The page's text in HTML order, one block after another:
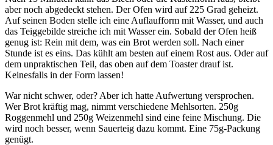
aber noch abgedeckt stehen. Der Ofen wird auf 225 Grad geheizt.
Auf seinen Boden stelle ich eine Auflaufform mit Wasser, und auch
das Teiggebilde streiche ich mit Wasser ein. Sobald der Ofen heiß
genug ist: Rein mit dem, was ein Brot werden soll. Nach einer
Stunde ist es eins. Das kühlt am besten auf einem Rost aus. Oder auf
dem unpraktischen Teil, das oben auf dem Toaster drauf ist.
Keinesfalls in der Form lassen!
War nicht schwer, oder? Aber ich hatte Aufwertung versprochen.
Wer Brot kräftig mag, nimmt verschiedene Mehlsorten. 250g
Roggenmehl und 250g Weizenmehl sind eine feine Mischung. Die
wird noch besser, wenn Sauerteig dazu kommt. Eine 75g-Packung
genügt.